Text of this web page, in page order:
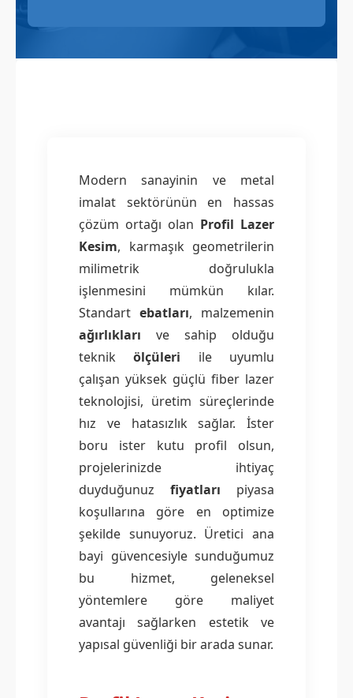
Modern sanayinin ve metal
imalat sektörünün en hassas
çözüm ortağı olan Profil Lazer
Kesim, karmaşık geometrilerin
milimetrik doğrulukla
işlenmesini mümkün kılar.
Standart ebatları, malzemenin
ağırlıkları ve sahip olduğu
teknikölçüleri ile uyumlu
çalışan yüksek güçlü fiber lazer
teknolojisi, üretim süreçlerinde
hız ve hatasızlık sağlar. İster
boru ister kutu profil olsun,
projelerinizde ihtiyaç
duyduğunuz fiyatları piyasa
koşullarına göre en optimize
şekilde sunuyoruz. Üretici ana
bayi güvencesiyle sunduğumuz
bu hizmet, geleneksel
yöntemlere göre maliyet
avantajı sağlarken estetik ve
yapısal güvenliği bir arada sunar.